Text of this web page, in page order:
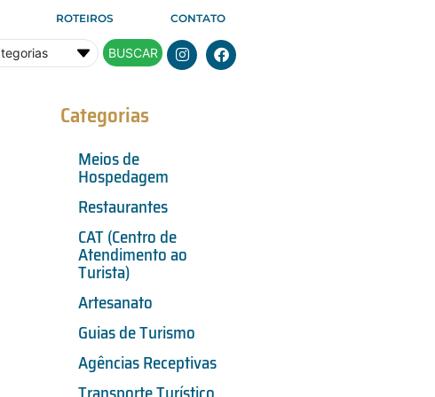
ROTEIROS CONTATO
BUSCAR
Categorias
Meios de
Hospedagem
Restaurantes
CAT (Centro de
Atendimento ao
Turista)
Artesanato
Guias de Turismo
Agências Receptivas